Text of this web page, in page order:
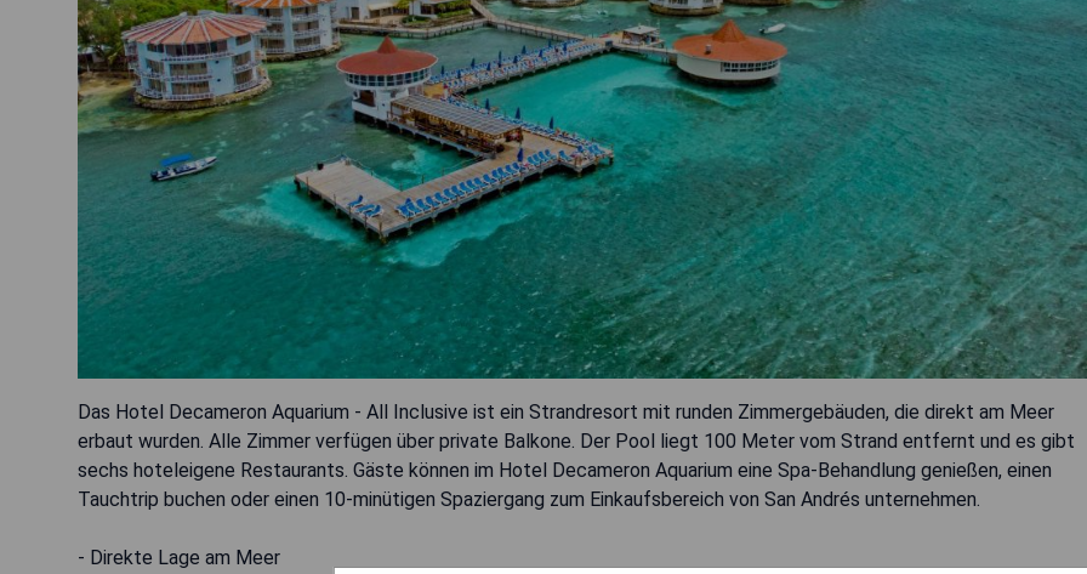
Das Hotel Decameron Aquarium - All Inclusive ist ein Strandresort mit runden Zimmergebäuden, die direkt am Meer
erbaut wurden. Alle Zimmer verfügen über private Balkone. Der Pool liegt 100 Meter vom Strand entfernt und es gibt
sechs hoteleigene Restaurants. Gäste können im Hotel Decameron Aquarium eine Spa-Behandlung genießen, einen
Tauchtrip buchen oder einen 10-minütigen Spaziergang zum Einkaufsbereich von San Andrés unternehmen.
- Direkte Lage am Meer